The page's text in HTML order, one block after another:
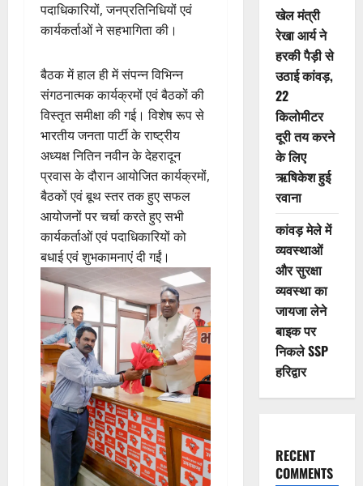
पदाधिकारियों, जनप्रतिनिधियों एवं
कार्यकर्ताओं ने सहभागिता की।
बैठक में हाल ही में संपन्न विभिन्न
संगठनात्मक कार्यक्रमों एवं बैठकों की
विस्तृत समीक्षा की गई। विशेष रूप से
भारतीय जनता पार्टी के राष्ट्रीय
अध्यक्ष नितिन नवीन के देहरादून
प्रवास के दौरान आयोजित कार्यक्रमों,
बैठकों एवं बूथ स्तर तक हुए सफल
आयोजनों पर चर्चा करते हुए सभी
कार्यकर्ताओं एवं पदाधिकारियों को
बधाई एवं शुभकामनाएं दी गईं।
खेल मंत्री
रेखा आर्य ने
हरकी पैड़ी से
उठाई कांवड़,
22
किलोमीटर
दूरी तय करने
के लिए
ऋषिकेश हुई
रवाना
कांवड़ मेले में
व्यवस्थाओं
और सुरक्षा
व्यवस्था का
जायजा लेने
बाइक पर
निकले SSP
हरिद्वार
RECENT
COMMENTS